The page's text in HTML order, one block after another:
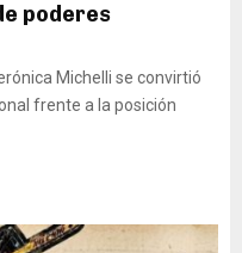
poderes
Michelli se convirtió
frente a la posición